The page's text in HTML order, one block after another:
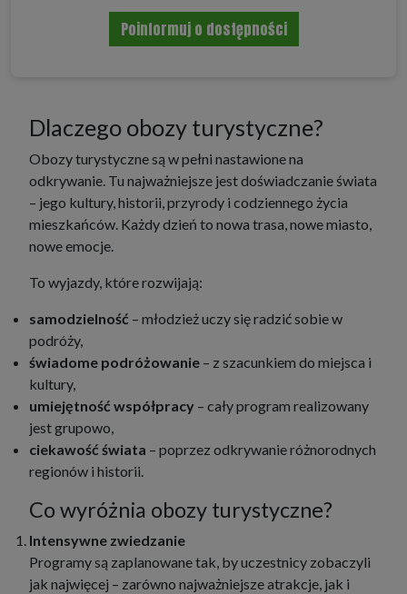
Poinformuj o dostępności
Dlaczego obozy turystyczne?
Obozy turystyczne są w pełni nastawione na
odkrywanie. Tu najważniejsze jest doświadczanie świata
– jego kultury, historii, przyrody i codziennego życia
mieszkańców. Każdy dzień to nowa trasa, nowe miasto,
nowe emocje.
To wyjazdy, które rozwijają:
samodzielność – młodzież uczy się radzić sobie w
podróży,
świadome podróżowanie – z szacunkiem do miejsca i
kultury,
umiejętność współpracy – cały program realizowany
jest grupowo,
ciekawość świata – poprzez odkrywanie różnorodnych
regionów i historii.
Co wyróżnia obozy turystyczne?
Intensywne zwiedzanie
Programy są zaplanowane tak, by uczestnicy zobaczyli
jak najwięcej – zarówno najważniejsze atrakcje, jak i